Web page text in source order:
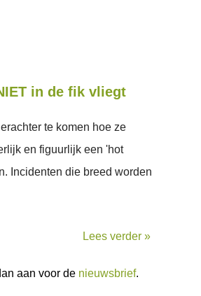
in de fik vliegt
te komen hoe ze
en figuurlijk een 'hot
Incidenten die breed worden
Lees verder »
aan voor de nieuwsbrief.